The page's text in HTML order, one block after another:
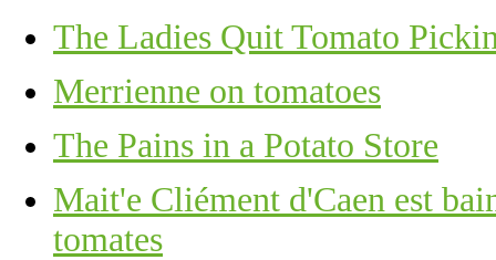
The Ladies Quit Tomato
Merrienne on tomatoes
The Pains in a Potato Store
Mait'e Cliément d'Caen est
tomates